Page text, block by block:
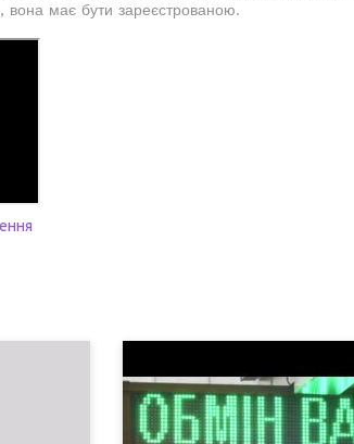
вона має бути зареєстрованою.